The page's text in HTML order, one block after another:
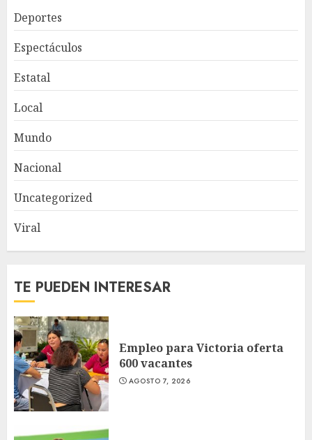
Deportes
Espectáculos
Estatal
Local
Mundo
Nacional
Uncategorized
Viral
TE PUEDEN INTERESAR
Empleo para Victoria oferta
600 vacantes
AGOSTO 7, 2026